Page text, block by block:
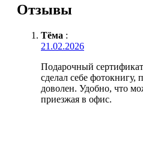
Отзывы
Тёма :
21.02.2026
Подарочный
сделал себе фотокнигу,
доволен. Удобно, что
приезжая в офис.